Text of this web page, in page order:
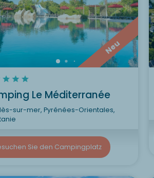
Neu
Le Méditerranée
sur-mer, Pyrénées-Orientales,
Sie den Campingplatz